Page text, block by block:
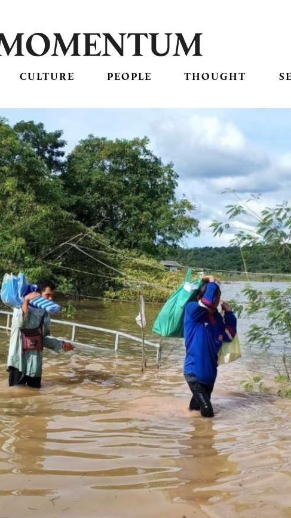
CULTURE PEOPLE THOUGHT